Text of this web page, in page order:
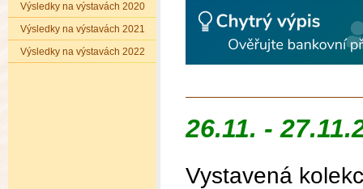
Výsledky na výstavách 2020
Výsledky na výstavách 2021
Výsledky na výstavách 2022
26.11. -
Vystavená